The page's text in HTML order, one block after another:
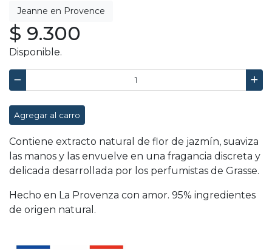
$ 9.300
Disponible.
Agregar al carro
Contiene extracto natural de flor de jazmín, suaviza
las manos y las envuelve en una fragancia discreta y
delicada desarrollada por los perfumistas de Grasse.
Hecho en La Provenza con amor. 95% ingredientes
de origen natural.